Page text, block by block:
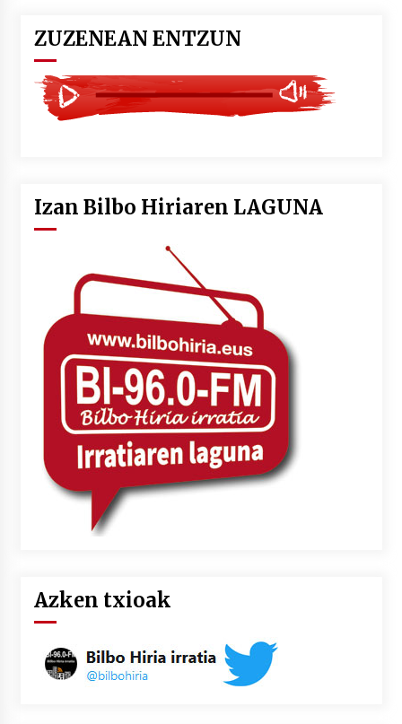
ZUZENEAN ENTZUN
Izan Bilbo Hiriaren LAGUNA
Azken txioak